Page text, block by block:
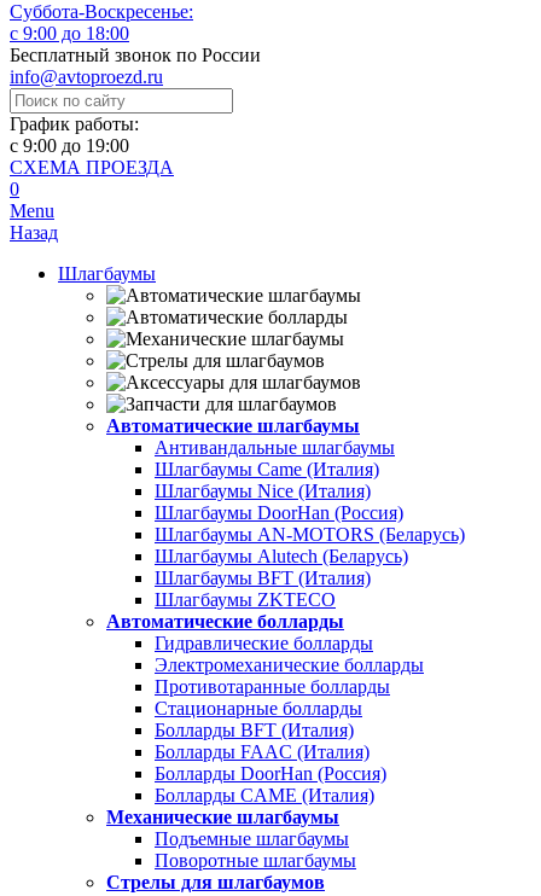
Суббота-Воскресенье:
с 9:00 до 18:00
Бесплатный звонок по России
info@avtoproezd.ru
График работы:
с 9:00 до 19:00
СХЕМА ПРОЕЗДА
0
Menu
Назад
Шлагбаумы
Автоматические шлагбаумы
Антивандальные шлагбаумы
Шлагбаумы Came (Италия)
Шлагбаумы Nice (Италия)
Шлагбаумы DoorHan (Россия)
Шлагбаумы AN-MOTORS (Беларусь)
Шлагбаумы Alutech (Беларусь)
Шлагбаумы BFT (Италия)
Шлагбаумы ZKTECO
Автоматические болларды
Гидравлические болларды
Электромеханические болларды
Противотаранные болларды
Стационарные болларды
Болларды BFT (Италия)
Болларды FAAC (Италия)
Болларды DoorHan (Россия)
Болларды CAME (Италия)
Механические шлагбаумы
Подъемные шлагбаумы
Поворотные шлагбаумы
Стрелы для шлагбаумов